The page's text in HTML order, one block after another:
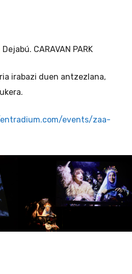
Dejabú. CARAVAN PARK
irabazi duen antzezlana,
events/zaa-